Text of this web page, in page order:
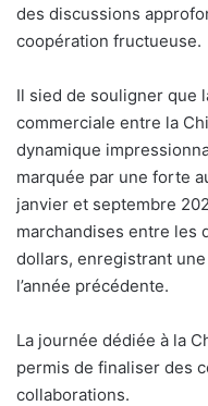
des discussions
coopération fructueuse.
Il sied de souligner que
commerciale entre la
dynamique
marquée par une forte
janvier et septembre
marchandises entre les
dollars, enregistrant
l’année précédente.
La journée dédiée à la
permis de finaliser des
collaborations.